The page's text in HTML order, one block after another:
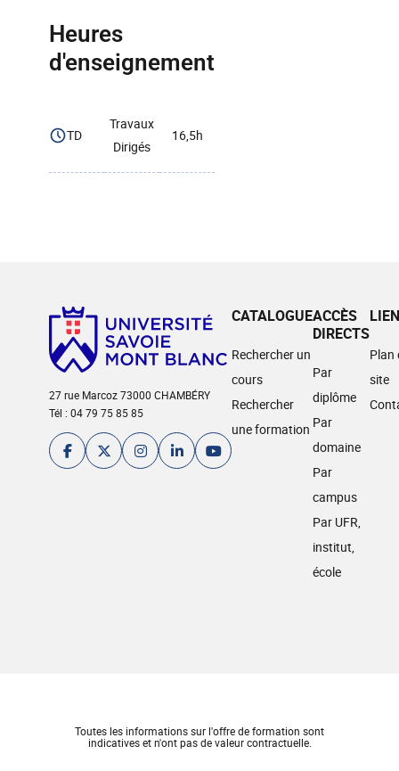
Heures
d'enseignement
TD
Travaux
Dirigés
16,5h
27 rue Marcoz 73000 CHAMBÉRY
Tél : 04 79 75 85 85
CATALOGUE
Rechercher un
cours
Rechercher
une formation
ACCÈS
DIRECTS
Par
diplôme
Par
domaine
Par
campus
Par UFR,
institut,
école
Plan
site
Toutes les informations sur l'offre de formation sont
indicatives et n'ont pas de valeur contractuelle.